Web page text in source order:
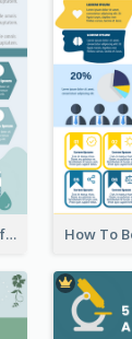
Reclaimed Water Infographic